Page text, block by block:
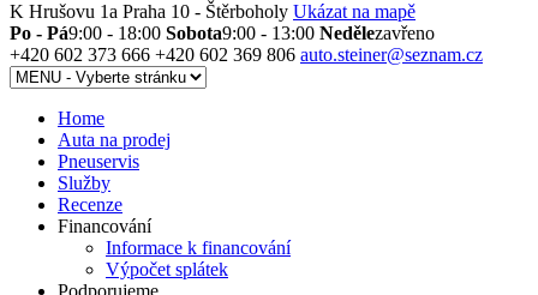
K Hrušovu 1a Praha 10 - Štěrboholy Ukázat na mapě
Po - Pá9:00 - 18:00 Sobota9:00 - 13:00 Nedělezavřeno
+420 602 373 666 +420 602 369 806 auto.steiner@seznam.cz
Home
Auta na prodej
Pneuservis
Služby
Recenze
Financování
Informace k financování
Výpočet splátek
Podporujeme